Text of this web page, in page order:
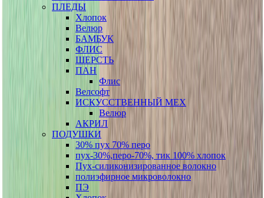
ПЛЕДЫ
Хлопок
Велюр
БАМБУК
ФЛИС
ШЕРСТЬ
ПАН
Флис
Велсофт
ИСКУССТВЕННЫЙ МЕХ
Велюр
АКРИЛ
ПОДУШКИ
30% пух 70% перо
пух-30%,перо-70%, тик 100% хлопок
Пух-силиконизированное волокно
полиэфирное микроволокно
ПЭ